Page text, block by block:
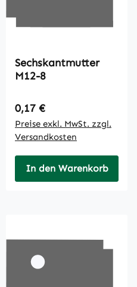
Sechskantmutter
M12-8
Regulärer Preis:
0,17 €
Preise exkl. MwSt. zzgl.
Versandkosten
In den Warenkorb